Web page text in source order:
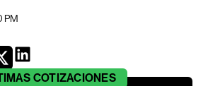
PM
COTIZACIONES